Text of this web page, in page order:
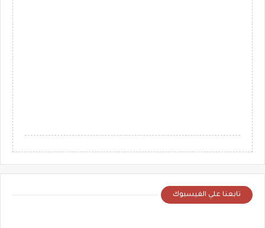
تابعنا علي الفيسبوك